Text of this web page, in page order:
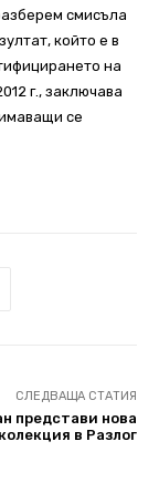
смисъла
който е в
на
г., заключава
се
СЛЕДВАЩА СТАТИЯ
представи нова
в Разлог